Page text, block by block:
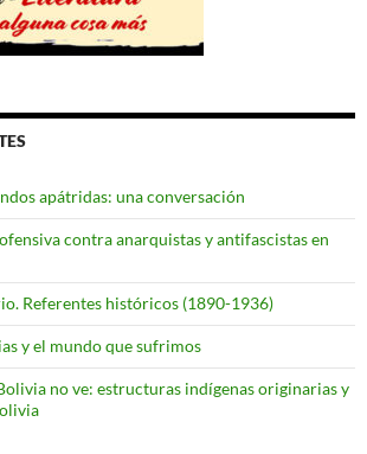
apátridas: una conversación
contra anarquistas y antifascistas en
Referentes históricos (1890-1936)
y el mundo que sufrimos
no ve: estructuras indígenas originarias y